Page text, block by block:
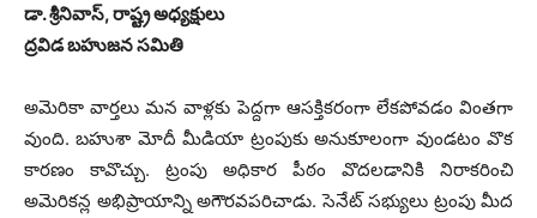
డా. శ్రీనివాస్, రాష్ట్ర అధ్యక్షులు
ద్రవిడ బహుజన సమితి
అమెరికా వార్తలు మన వాళ్లకు పెద్దగా ఆసక్తికరంగా లేకపోవడం వింతగా
వుంది. బహుశా మోదీ మీడియా ట్రంపుకు అనుకూలంగా వుండటం వొక
కారణం కావొచ్చు. ట్రంపు అధికార పీఠం వొదలడానికి నిరాకరించి
అమెరికన్ల అభిప్రాయాన్ని అగౌరవపరిచాడు. సెనేట్ సభ్యులు ట్రంపు మీద